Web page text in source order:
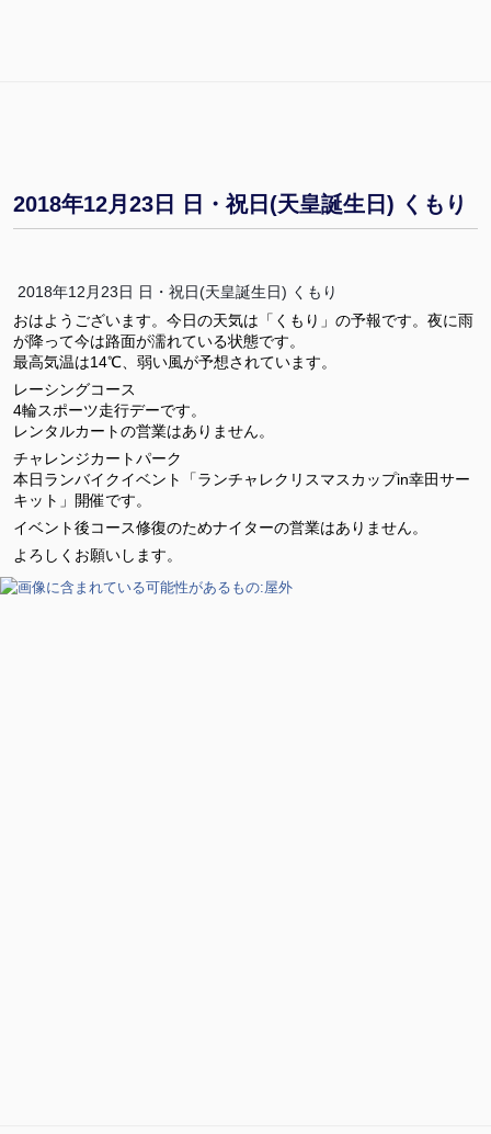
2018年12月23日 日・祝日(天皇誕生日) くもり
2018年12月23日 日・祝日(天皇誕生日) くもり
おはようございます。今日の天気は「くもり」の予報です。夜に雨
が降って今は路面が濡れている状態です。
最高気温は14℃、弱い風が予想されています。
レーシングコース
4輪スポーツ走行デーです。
レンタルカートの営業はありません。
チャレンジカートパーク
本日ランバイクイベント「ランチャレクリスマスカップin幸田サー
キット」開催です。
イベント後コース修復のためナイターの営業はありません。
よろしくお願いします。